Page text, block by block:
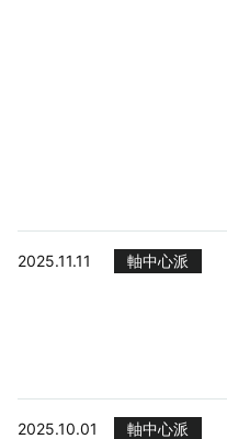
2025.11.11 軸中心派
2025.10.01 軸中心派